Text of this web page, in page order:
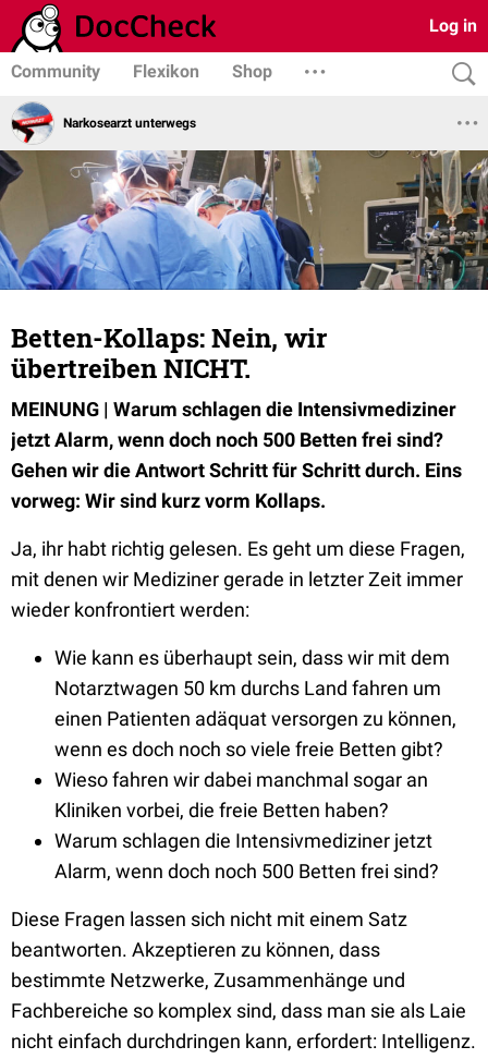
Log in
Community Flexikon Shop
Narkosearzt unterwegs
Betten-Kollaps: Nein, wir
übertreiben NICHT.
MEINUNG | Warum schlagen die Intensivmediziner
jetzt Alarm, wenn doch noch 500 Betten frei sind?
Gehen wir die Antwort Schritt für Schritt durch. Eins
vorweg: Wir sind kurz vorm Kollaps.
Ja, ihr habt richtig gelesen. Es geht um diese Fragen,
mit denen wir Mediziner gerade in letzter Zeit immer
wieder konfrontiert werden:
Wie kann es überhaupt sein, dass wir mit dem
Notarztwagen 50 km durchs Land fahren um
einen Patienten adäquat versorgen zu können,
wenn es doch noch so viele freie Betten gibt?
Wieso fahren wir dabei manchmal sogar an
Kliniken vorbei, die freie Betten haben?
Warum schlagen die Intensivmediziner jetzt
Alarm, wenn doch noch 500 Betten frei sind?
Diese Fragen lassen sich nicht mit einem Satz
beantworten. Akzeptieren zu können, dass
bestimmte Netzwerke, Zusammenhänge und
Fachbereiche so komplex sind, dass man sie als Laie
nicht einfach durchdringen kann, erfordert: Intelligenz.